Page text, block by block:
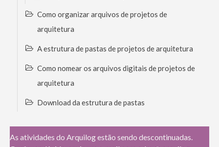
Como organizar arquivos de projetos de
arquitetura
A estrutura de pastas de projetos de arquitetura
Como nomear os arquivos digitais de projetos de
arquitetura
Download da estrutura de pastas
As atividades do Arquilog estão sendo descontinuadas.